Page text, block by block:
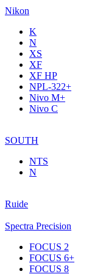
Nikon
K
N
XS
XF
XF НР
NPL-322+
Nivo M+
Nivo C
SOUTH
NTS
N
Ruide
Spectra Precision
FOCUS 2
FOCUS 6+
FOCUS 8